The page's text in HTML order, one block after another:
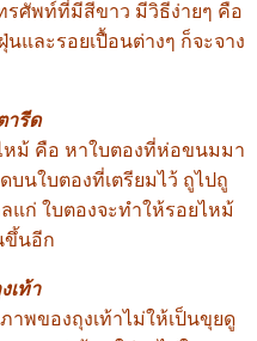
รศัพท์ที่มีสีขาว มีวิธีง่ายๆ คือ
และรอยเปื้อนต่างๆ ก็จะจาง
ารีด
หม้ คือ หาใบตองที่ห่อขนมมา
บนใบตองที่เตรียมไว้ ถูไปถู
แก่ ใบตองจะทำให้รอยไหม้
ขึ้นอีก
เท้า
พของถุงเท้าไม่ให้เป็นขุยดู